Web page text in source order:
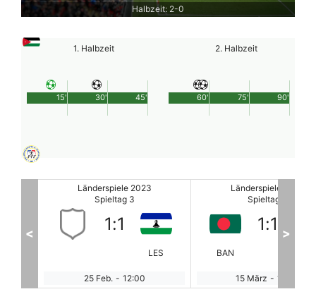
Halbzeit: 2-0
1. Halbzeit
45'
15' 30'
2. Halbzeit
90'
60' 75'
Länderspiele 2023
1
< >